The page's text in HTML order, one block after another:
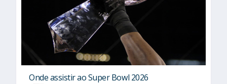
Onde assistir ao Super Bowl 2026